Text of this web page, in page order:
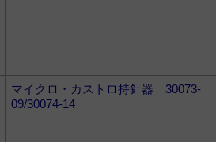
マイクロ・カストロ持針器 30073-
09/30074-14